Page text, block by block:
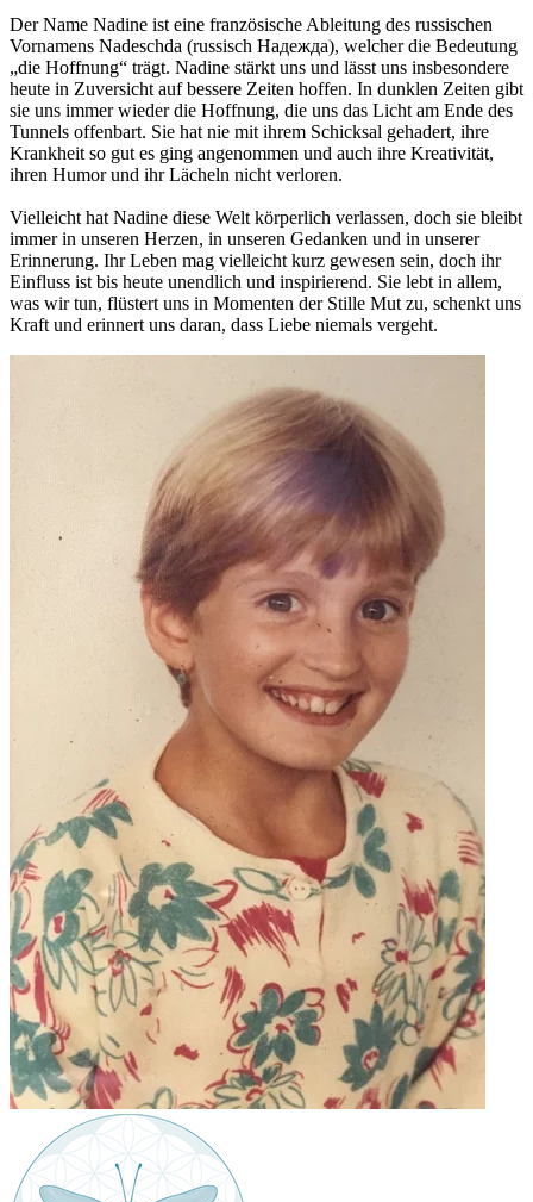
Der Name Nadine ist eine französische Ableitung des russischen
Vornamens Nadeschda (russisch Надежда), welcher die Bedeutung
„die Hoffnung“ trägt. Nadine stärkt uns und lässt uns insbesondere
heute in Zuversicht auf bessere Zeiten hoffen. In dunklen Zeiten gibt
sie uns immer wieder die Hoffnung, die uns das Licht am Ende des
Tunnels offenbart. Sie hat nie mit ihrem Schicksal gehadert, ihre
Krankheit so gut es ging angenommen und auch ihre Kreativität,
ihren Humor und ihr Lächeln nicht verloren.
Vielleicht hat Nadine diese Welt körperlich verlassen, doch sie bleibt
immer in unseren Herzen, in unseren Gedanken und in unserer
Erinnerung. Ihr Leben mag vielleicht kurz gewesen sein, doch ihr
Einfluss ist bis heute unendlich und inspirierend. Sie lebt in allem,
was wir tun, flüstert uns in Momenten der Stille Mut zu, schenkt uns
Kraft und erinnert uns daran, dass Liebe niemals vergeht.